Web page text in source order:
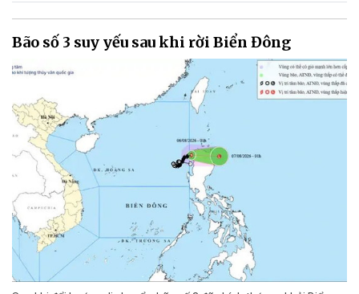
Bão số 3 suy yếu sau khi rời Biển Đông